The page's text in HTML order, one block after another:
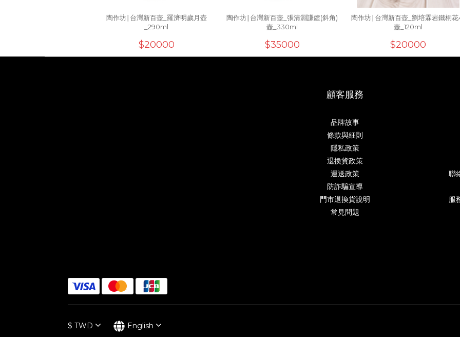
陶作坊∣台灣新百壺_羅濟明歲月壺
_290ml
$20000
陶作坊∣台灣新百壺_張清淵謙虛(斜角)
壺_330ml
$35000
陶作坊∣台灣新百壺_劉培霖岩鐵桐花
壺_120ml
$20000
顧客服務
品牌故事
條款與細則
隱私政策
退換貨政策
運送政策
防詐騙宣導
門市退換貨說明
常見問題
聯
服
$ TWD English